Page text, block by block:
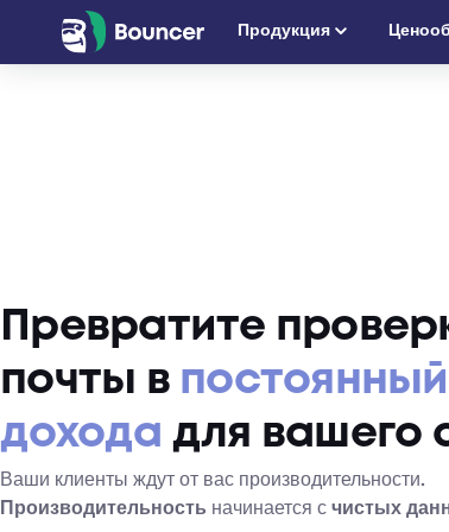
Перейти
Продукция
Превратите
почты в
дохода для вашего
Ваши клиенты ждут от вас производительности.
Производительность начинается с чистых